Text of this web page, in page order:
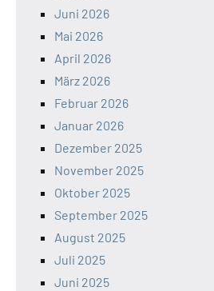
Juni 2026
Mai 2026
April 2026
März 2026
Februar 2026
Januar 2026
Dezember 2025
November 2025
Oktober 2025
September 2025
August 2025
Juli 2025
Juni 2025